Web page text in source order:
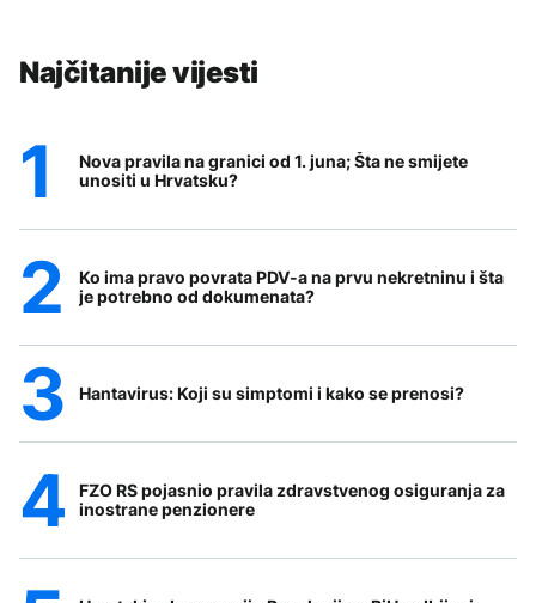
Najčitanije vijesti
Nova pravila na granici od 1. juna; Šta ne smijete
unositi u Hrvatsku?
Ko ima pravo povrata PDV-a na prvu nekretninu i šta
je potrebno od dokumenata?
Hantavirus: Koji su simptomi i kako se prenosi?
FZO RS pojasnio pravila zdravstvenog osiguranja za
inostrane penzionere